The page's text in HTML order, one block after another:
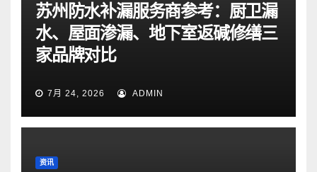
苏州防水补漏服务商参考：厨卫漏
水、屋面渗漏、地下室返碱修缮三
家品牌对比
7月 24, 2026 ADMIN
资讯